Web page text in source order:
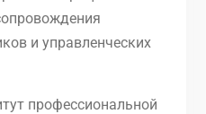
и управленческих
профессиональной